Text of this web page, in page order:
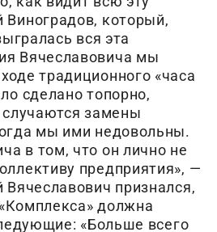
Виноградов, который,
вся эта
Вячеславовича мы
традиционного «часа
сделано топорно,
случаются замены
мы ими недовольны.
в том, что он лично не
предприятия», —
признался,
должна
«Больше всего